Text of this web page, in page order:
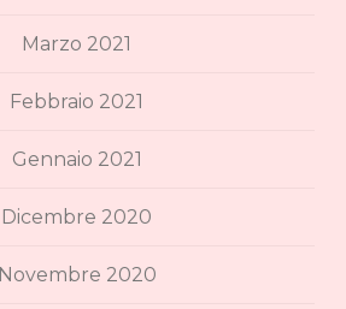
Marzo 2021
Febbraio 2021
Gennaio 2021
Dicembre 2020
Novembre 2020